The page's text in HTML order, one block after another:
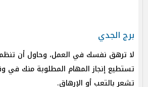
برج الجدي
لا ترهق نفسك في العمل، وحاول أن
تستطيع إنجاز المهام المطلوبة منك في
تشعر بالتعب أو الإرهاق.